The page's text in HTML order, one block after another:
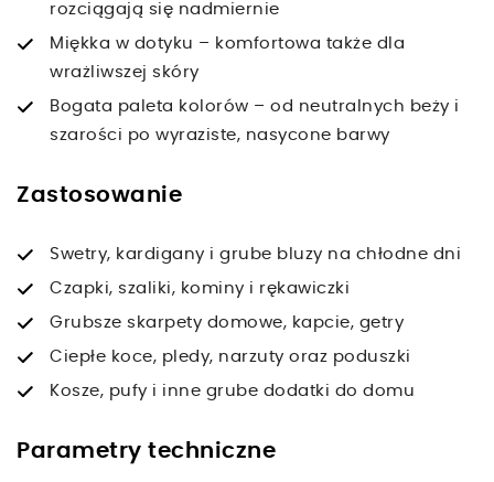
rozciągają się nadmiernie
Miękka w dotyku – komfortowa także dla
wrażliwszej skóry
Bogata paleta kolorów – od neutralnych beży i
szarości po wyraziste, nasycone barwy
Zastosowanie
Swetry, kardigany i grube bluzy na chłodne dni
Czapki, szaliki, kominy i rękawiczki
Grubsze skarpety domowe, kapcie, getry
Ciepłe koce, pledy, narzuty oraz poduszki
Kosze, pufy i inne grube dodatki do domu
Parametry techniczne